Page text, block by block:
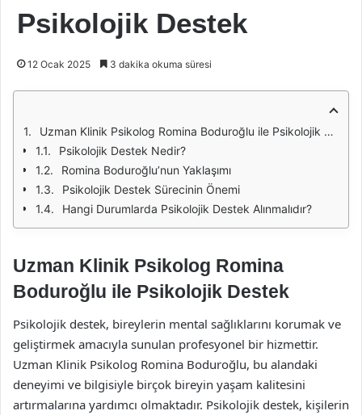
Psikolojik Destek
12 Ocak 2025 3 dakika okuma süresi
Uzman Klinik Psikolog Romina Boduroğlu ile Psikolojik Destek
Psikolojik Destek Nedir?
Romina Boduroğlu’nun Yaklaşımı
Psikolojik Destek Sürecinin Önemi
Hangi Durumlarda Psikolojik Destek Alınmalıdır?
Uzman Klinik Psikolog Romina
Boduroğlu ile Psikolojik Destek
Psikolojik destek, bireylerin mental sağlıklarını korumak ve
geliştirmek amacıyla sunulan profesyonel bir hizmettir.
Uzman Klinik Psikolog Romina Boduroğlu, bu alandaki
deneyimi ve bilgisiyle birçok bireyin yaşam kalitesini
artırmalarına yardımcı olmaktadır. Psikolojik destek, kişilerin